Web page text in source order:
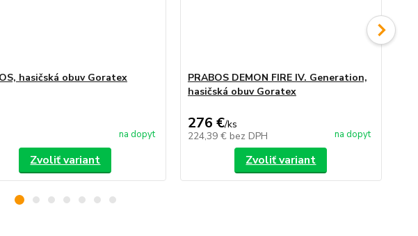
hasičská obuv Goratex
na dopyt
Zvoliť variant
PRABOS DEMON FIRE IV. Generation,
hasičská obuv Goratex
276 €/ks
224,39 € bez DPH na dopyt
Zvoliť variant